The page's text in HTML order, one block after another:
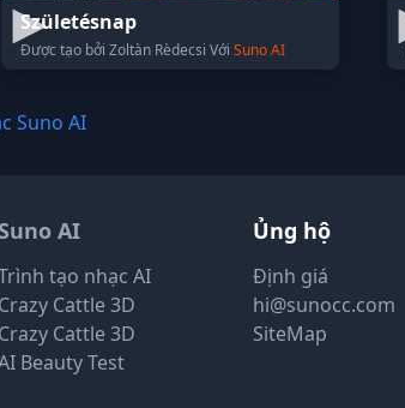
Születésnap
Được tạo bởi Zoltàn Rèdecsi Với Suno AI
Suno AI
Suno AI
tạo nhạc AI
Crazy Cattle 3D
Crazy Cattle 3D
Beauty Test
Ủng hộ
Định giá
hi@sunocc.com
SiteMap